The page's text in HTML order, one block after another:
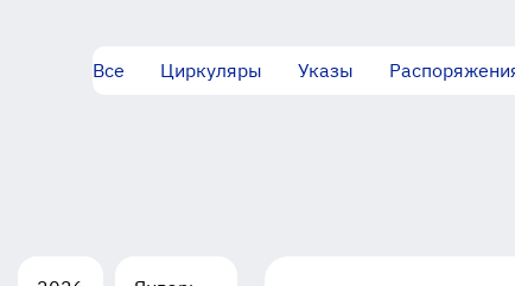
Все Циркуляры Указы